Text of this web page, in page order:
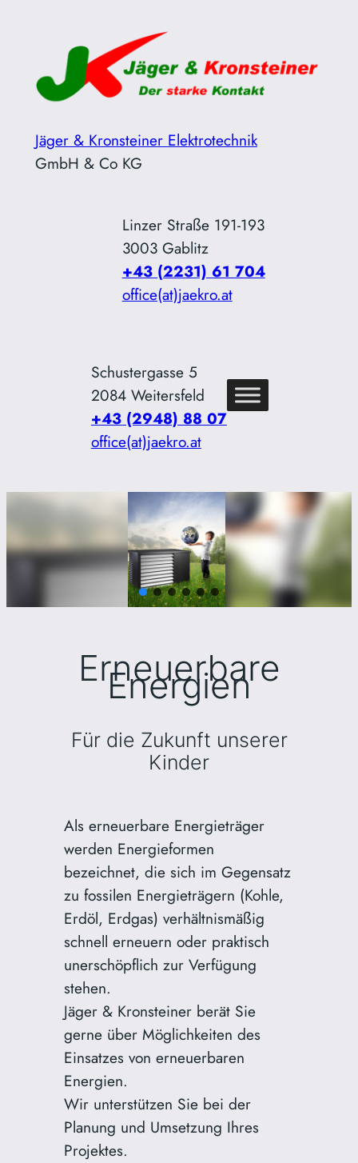
Jäger & Kronsteiner Elektrotechnik
GmbH & Co KG
Linzer Straße 191-193
3003 Gablitz
+43 (2231) 61 704
office(at)jaekro.at
Schustergasse 5
2084 Weitersfeld
+43 (2948) 88 07
office(at)jaekro.at
Erneuerbare
Energien
Für die Zukunft unserer
Kinder
Als erneuerbare Energieträger
werden Energieformen
bezeichnet, die sich im Gegensatz
zu fossilen Energieträgern (Kohle,
Erdöl, Erdgas) verhältnismäßig
schnell erneuern oder praktisch
unerschöpflich zur Verfügung
stehen.
Jäger & Kronsteiner berät Sie
gerne über Möglichkeiten des
Einsatzes von erneuerbaren
Energien.
Wir unterstützen Sie bei der
Planung und Umsetzung Ihres
Projektes.